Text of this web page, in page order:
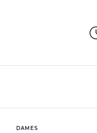
DAMES